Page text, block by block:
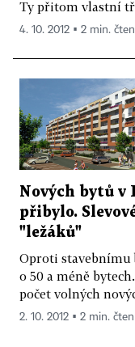
Ty přitom vlastní
4. 10. 2012 ▪ 2 min.
Nových bytů v
přibylo.
"ležáků"
Oproti stavebnímu
o 50 a méně
počet volných
2. 10. 2012 ▪ 2 min.